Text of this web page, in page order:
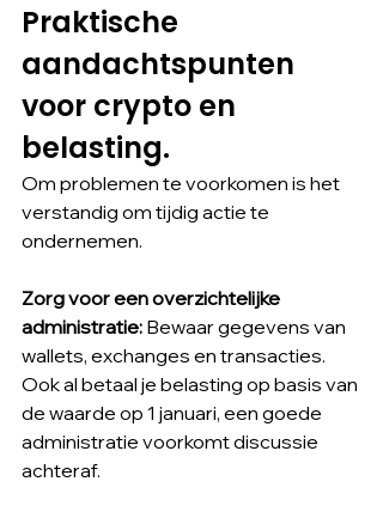
Praktische
aandachtspunten
voor crypto en
belasting.
Om problemen te voorkomen is het
verstandig om tijdig actie te
ondernemen.
Zorg voor een overzichtelijke
administratie: Bewaar gegevens van
wallets, exchanges en transacties.
Ook al betaal je belasting op basis van
de waarde op 1 januari, een goede
administratie voorkomt discussie
achteraf.